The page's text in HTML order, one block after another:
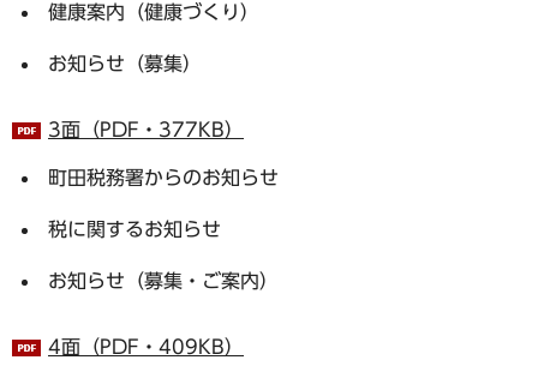
健康案内（健康づくり）
お知らせ（募集）
3面（PDF・377KB）
町田税務署からのお知らせ
税に関するお知らせ
お知らせ（募集・ご案内）
4面（PDF・409KB）